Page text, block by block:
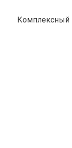
Комплексный